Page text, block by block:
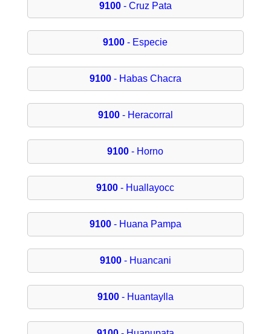
9100- Cruz Pata
9100 - Especie
9100- Habas Chacra
9100- Heracorral
9100 - Horno
9100 - Huallayocc
9100- Huana Pampa
9100- Huancani
9100- Huantaylla